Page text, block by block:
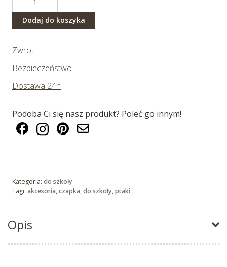
Czapka
daszkiem
dziecka
z
flamingiem
Dodaj do koszyka
Zwrot
Bezpieczeństwo
Dostawa 24h
Podoba Ci się nasz produkt? Poleć go innym!
Kategoria: do szkoły
Tagi: akcesoria,czapka,do szkoły,ptaki
Opis